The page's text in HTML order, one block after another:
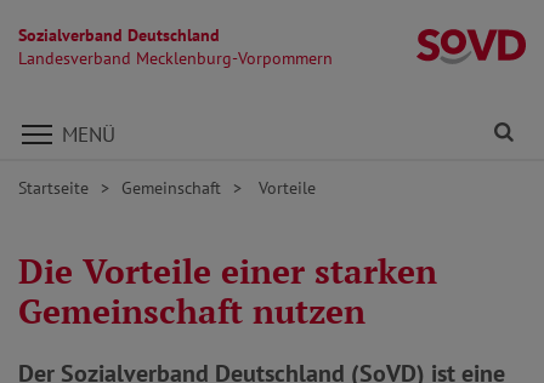
Sozialverband Deutschland
Landesverband Mecklenburg-Vorpommern
Direkt zu den Inhalten springen
MENÜ
Startseite Gemeinschaft Vorteile
Die Vorteile einer starken
Gemeinschaft nutzen
Der Sozialverband Deutschland (SoVD) ist eine